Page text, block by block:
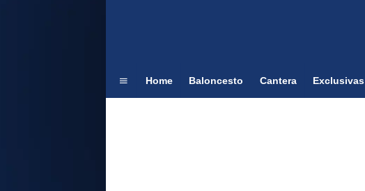
Home Baloncesto Cantera Exclusivas